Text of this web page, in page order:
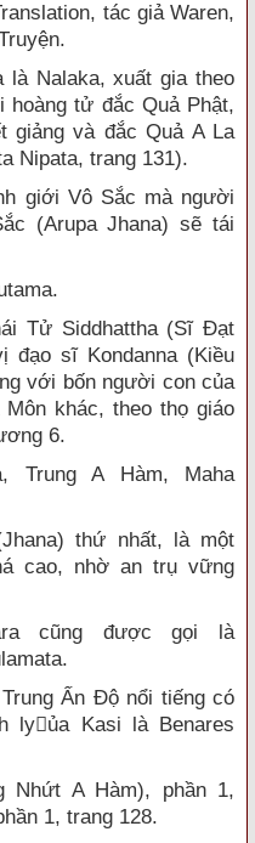
tác giả Waren,
Nalaka, xuất gia theo
tử đắc Quả Phật,
giảng và đắc Quả A La
Nipata, trang 131).
giới Vô Sắc mà người
(Arupa Jhana) sẽ tái
Tử Siddhattha (Sĩ Đạt
đạo sĩ Kondanna (Kiều
với bốn người con của
khác, theo thọ giáo
6.
Trung A Hàm, Maha
thứ nhất, là một
cao, nhờ an trụ vững
cũng được gọi là
Ấn Độ nổi tiếng có
lyủa Kasi là Benares
Nhứt A Hàm), phần 1,
1, trang 128.